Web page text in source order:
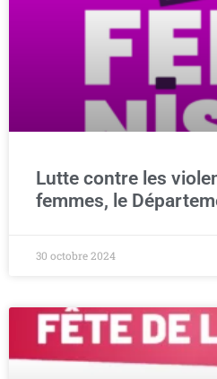
Lutte contre les
femmes, le
30 octobre 2024